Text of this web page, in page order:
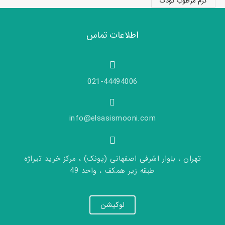
اطلاعات تماس
021-44494006
info@elsasismooni.com
تهران ، بلوار اشرفی اصفهانی (پونک) ، مرکز خرید تیراژه
طبقه زیر همکف ، واحد 49
لوکیشن